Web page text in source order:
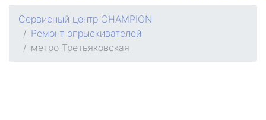
Сервисный центр CHAMPION
Ремонт опрыскивателей
метро Третьяковская